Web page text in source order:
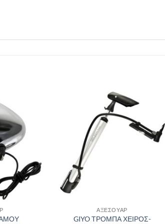
Πρόσθήκη
στην λίστα
επιθυμιών
στην λίστα
επιθυμιών
ΑΞΕΣΟΥΑΡ
GIYO ΤΡΟΜΠΑ ΧΕΙΡΟΣ-